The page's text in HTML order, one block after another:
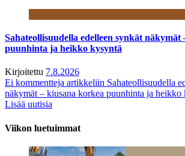
Sahateollisuudella edelleen synkät näkymät
puunhinta ja heikko kysyntä
Kirjoitettu 7.8.2026
Ei kommentteja artikkeliin Sahateollisuudella
näkymät – kiusana korkea puunhinta ja heikko
Lisää uutisia
Viikon luetuimmat